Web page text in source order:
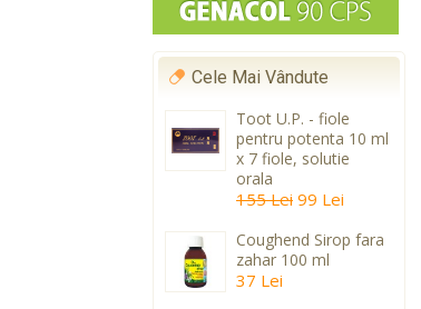
Cele Mai Vândute
Toot U.P. - fiole
pentru potenta 10 ml
x 7 fiole, solutie
orala
155 Lei 99 Lei
Coughend Sirop fara
zahar 100 ml
37 Lei